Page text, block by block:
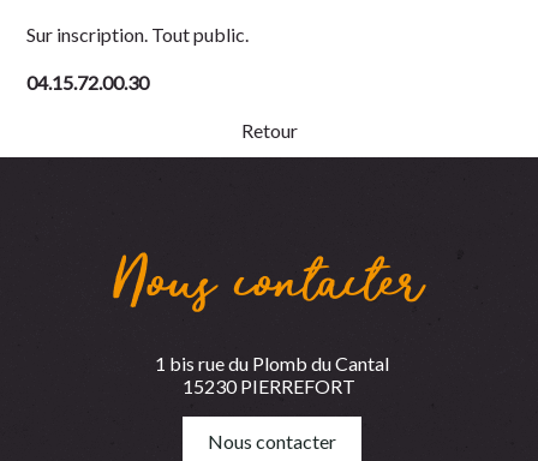
Sur inscription. Tout public.
04.15.72.00.30
Retour
Nous contacter
1 bis rue du Plomb du Cantal
15230 PIERREFORT
Nous contacter